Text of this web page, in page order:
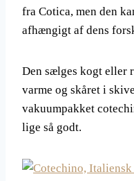
fra Cotica, men den
afhængigt af dens
Den sælges kogt eller
varme og skåret i
vakuumpakket
lige så godt.